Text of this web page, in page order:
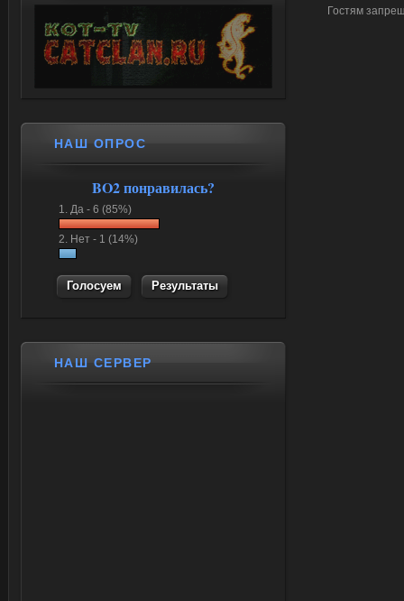
Гостям
НАШ ОПРОС
BO2 понравилась?
1. Да - 6 (85%)
2. Нет - 1 (14%)
Результаты
НАШ СЕРВЕР